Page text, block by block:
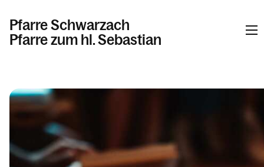
Pfarre Schwarzach
Pfarre zum hl. Sebastian
Kalender